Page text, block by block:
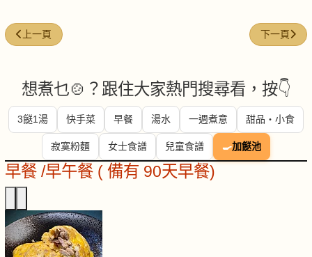
上一篇文章: 蟲草雲耳紅棗蒸雞
上一頁 下一篇文章
下一頁
想煮乜🍲？跟住大家熱門搜尋看，按👇
3餸1湯 快手菜 早餐 湯水 一週煮意 甜品・小食
寂寞粉麵 女士食譜 兒童食譜 🍳加餸池
早餐 /早午餐 ( 備有 90天早餐)